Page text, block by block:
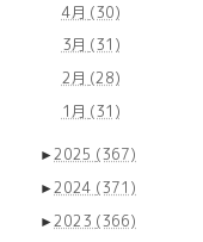
4月 (30)
3月 (31)
2月 (28)
1月 (31)
►2025 (367)
►2024 (371)
►2023 (366)